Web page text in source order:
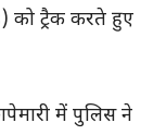
को ट्रैक करते हुए
में पुलिस ने